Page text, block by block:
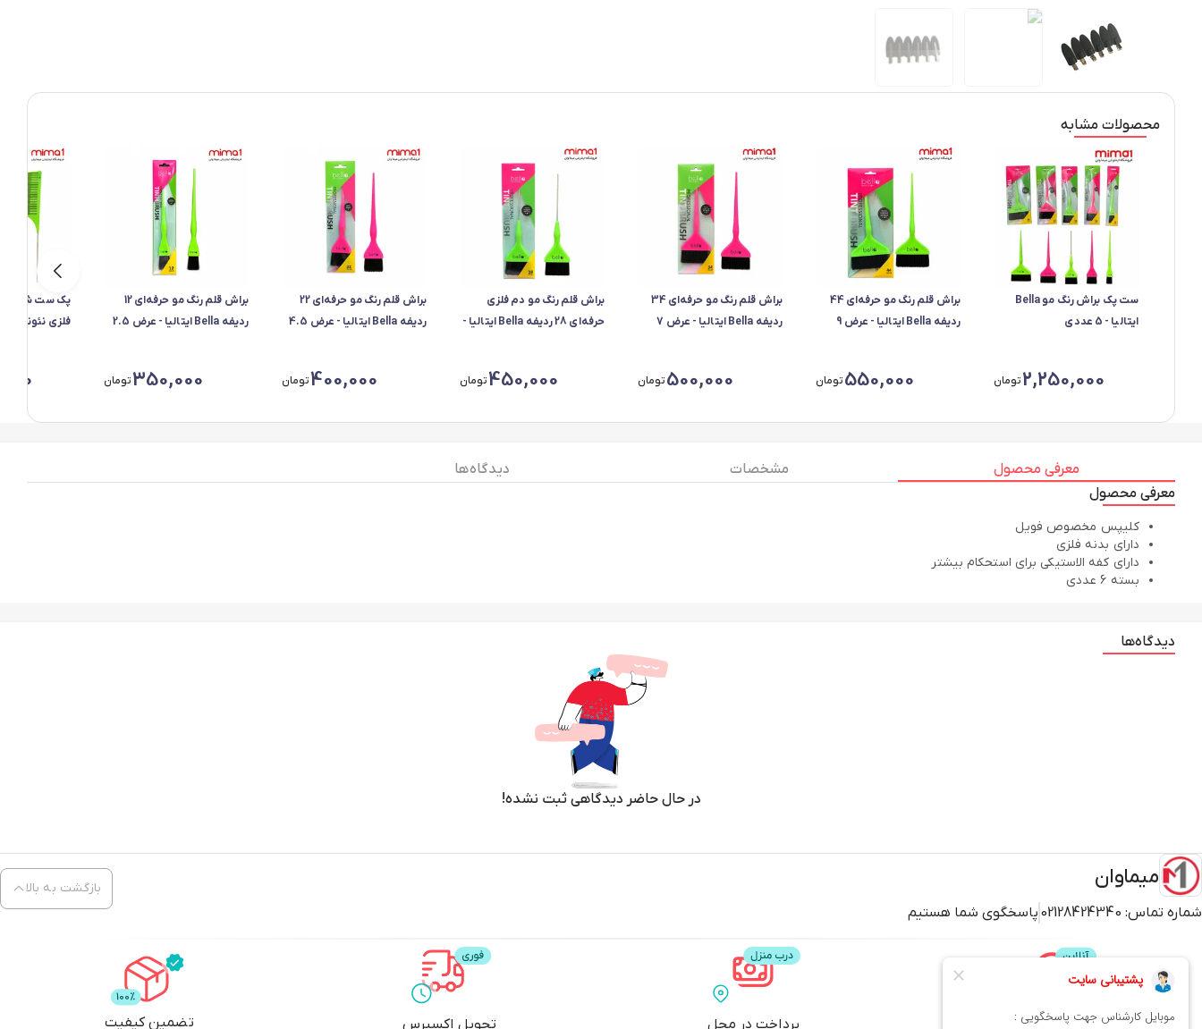
محصولات مشابه
ست پک براش رنگ مو Bella
ایتالیا - 5 عددی
2,250,000تومان
براش قلم رنگ مو حرفه‌ای 44
ردیفه Bella ایتالیا - عرض 9
550,000تومان
براش قلم رنگ مو حرفه‌ای 34
ردیفه Bella ایتالیا - عرض 7
500,000تومان
براش قلم رنگ مو دم فلزی
حرفه‌ای 28 ردیفه Bella ایتالیا -
450,000تومان
براش قلم رنگ مو حرفه‌ای 22
ردیفه Bella ایتالیا - عرض 4.5
400,000تومان
براش قلم رنگ مو حرفه‌ای 12
ردیفه Bella ایتالیا - عرض 2.5
350,000تومان
معرفی محصول مشخصات
دیدگاه ها
معرفی محصول
کلیپس مخصوص فویل
دارای بدنه فلزی
دارای کفه الاستیکی برای استحکام بیشتر
بسته 6 عددی
دیدگاه‌ها
در حال حاضر دیدگاهی ثبت نشده!
میماوان
شماره تماس: 02128424340 پاسخگوی شما هستیم
بازگشت به بالا
پشتیبانی پرداخت در محل تحویل اکسپرس تضمین کیفیت